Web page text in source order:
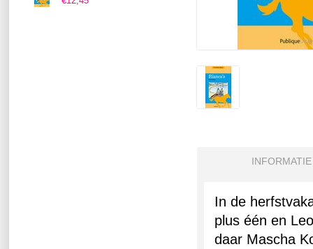
INFORMATIE
In de
plus één en
daar Mascha